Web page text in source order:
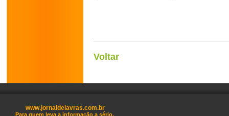
Voltar
www.jornaldelavras.com.br
Para quem leva a informação a sério.